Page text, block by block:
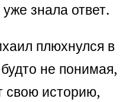
знала ответ.
плюхнулся в
не понимая,
свою историю,